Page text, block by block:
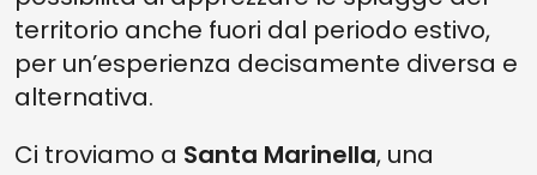
territorio anche fuori dal periodo estivo,
per un’esperienza decisamente diversa e
alternativa.
Ci troviamo a Santa Marinella, una